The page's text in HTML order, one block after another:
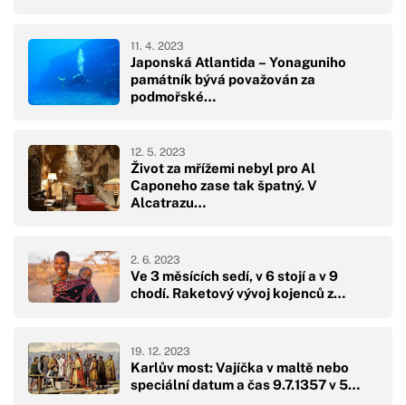
Japonská Atlantida – Yonaguniho
památník bývá považován za
podmořské…
11. 4. 2023
Život za mřížemi nebyl pro Al
Caponeho zase tak špatný. V
Alcatrazu…
12. 5. 2023
Ve 3 měsících sedí, v 6 stojí a v 9
chodí. Raketový vývoj kojenců z…
2. 6. 2023
Karlův most: Vajíčka v maltě nebo
speciální datum a čas 9.7.1357 v 5…
19. 12. 2023